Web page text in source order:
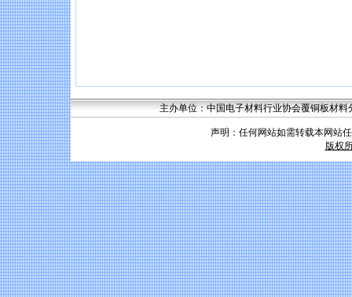
主办单位：中国电子材料行业协会覆铜板材
声明：任何网站如需转载本网站
版权